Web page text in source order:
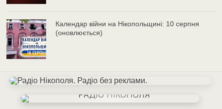
Календар війни на Нікопольщині: 10 серпня
(оновлюється)